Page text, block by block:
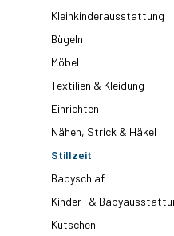
Kleinkinderausstattung
Bügeln
Möbel
Textilien & Kleidung
Einrichten
Nähen, Strick & Häkel
Stillzeit
Babyschlaf
Kinder- &
Kutschen